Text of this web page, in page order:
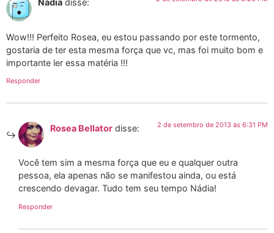
Nádia disse:
Wow!!! Perfeito Rosea, eu estou passando por este tormento,
gostaria de ter esta mesma força que vc, mas foi muito bom e
importante ler essa matéria !!!
Responder
Rosea Bellator disse: 2 de setembro de 2013 às 6:31 PM
Você tem sim a mesma força que eu e qualquer outra
pessoa, ela apenas não se manifestou ainda, ou está
crescendo devagar. Tudo tem seu tempo Nádia!
Responder